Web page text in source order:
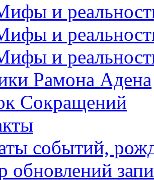
и
и
и
Рамона Адена
Сокращений
событий,
обновлений